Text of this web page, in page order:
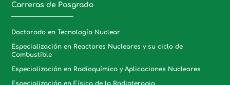
Carreras de Posgrado
Doctorado en Tecnología Nuclear
Especialización en Reactores Nucleares y su ciclo de
Combustible
Especialización en Radioquímica y Aplicaciones Nucleares
Especialización en Física de la Radioterapia